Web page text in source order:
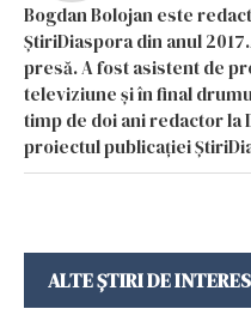
Bogdan Bolojan este
ȘtiriDiaspora din anul
presă. A fost asistent de
televiziune și în final
timp de doi ani redactor la
proiectul publicației
ALTE ȘTIRI DE INTERES